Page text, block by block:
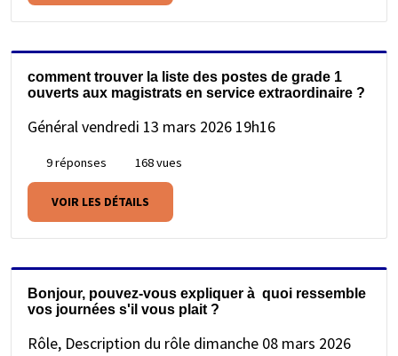
comment trouver la liste des postes de grade 1
ouverts aux magistrats en service extraordinaire ?
Généralvendredi 13 mars 2026 19h16
9 réponses 168 vues
VOIR LES DÉTAILS
Bonjour, pouvez-vous expliquer à quoi ressemble
vos journées s'il vous plait ?
Rôle, Description du rôle dimanche 08 mars 2026